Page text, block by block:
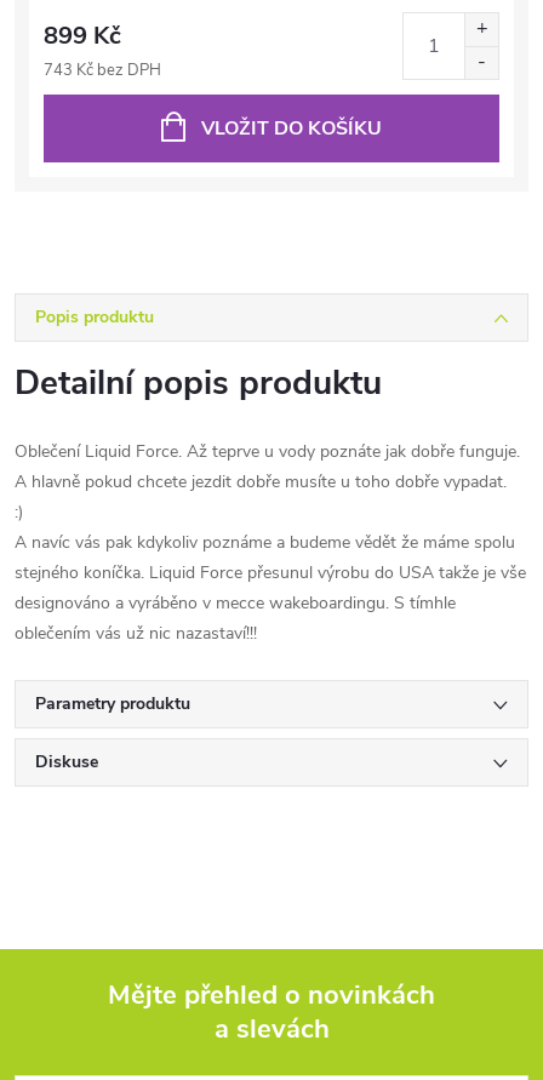
899 Kč
743 Kč bez DPH
VLOŽIT DO KOŠÍKU
Popis produktu
Detailní popis produktu
Oblečení Liquid Force. Až teprve u vody poznáte jak dobře funguje.
A hlavně pokud chcete jezdit dobře musíte u toho dobře vypadat.
:)
A navíc vás pak kdykoliv poznáme a budeme vědět že máme spolu
stejného koníčka. Liquid Force přesunul výrobu do USA takže je vše
designováno a vyráběno v mecce wakeboardingu. S tímhle
oblečením vás už nic nazastaví!!!
Parametry produktu
Diskuse
Mějte přehled o novinkách
a slevách